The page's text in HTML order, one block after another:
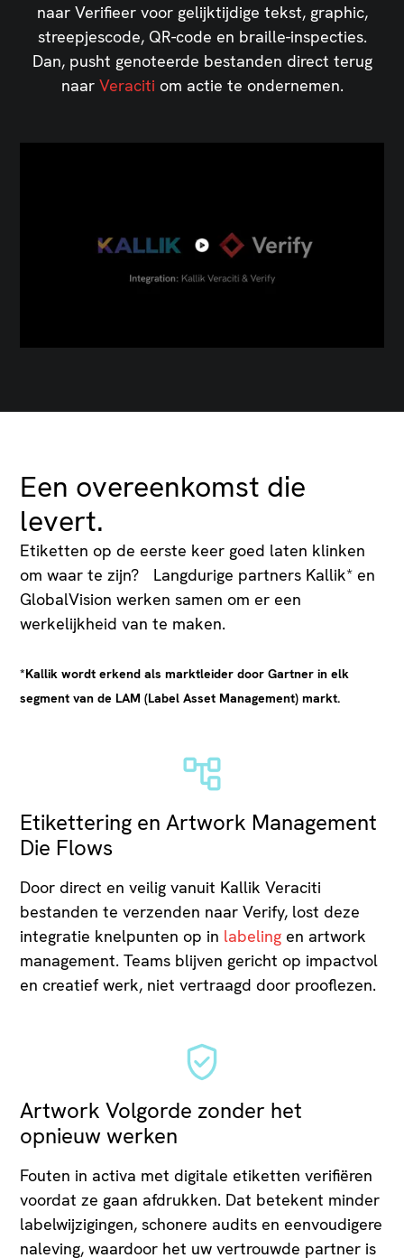
naar Verifieer voor gelijktijdige tekst, graphic,
streepjescode, QR-code en braille-inspecties.
Dan, pusht genoteerde bestanden direct terug
naar Veraciti om actie te ondernemen.
Een overeenkomst die
levert.
Etiketten op de eerste keer goed laten klinken
om waar te zijn? Langdurige partners Kallik* en
GlobalVision werken samen om er een
werkelijkheid van te maken.
*Kallik wordt erkend als marktleider door Gartner in elk
segment van de LAM (Label Asset Management) markt.
Etikettering en Artwork Management
Die Flows
Door direct en veilig vanuit Kallik Veraciti
bestanden te verzenden naar Verify, lost deze
integratie knelpunten op in labeling en artwork
management. Teams blijven gericht op impactvol
en creatief werk, niet vertraagd door prooflezen.
Artwork Volgorde zonder het
opnieuw werken
Fouten in activa met digitale etiketten verifiëren
voordat ze gaan afdrukken. Dat betekent minder
labelwijzigingen, schonere audits en eenvoudigere
naleving, waardoor het uw vertrouwde partner is